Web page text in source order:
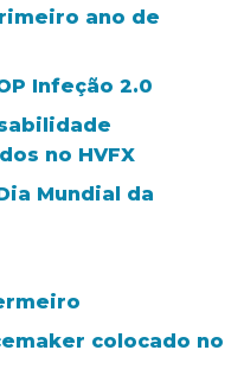
ano de
Infeção 2.0
no HVFX
Mundial da
colocado no